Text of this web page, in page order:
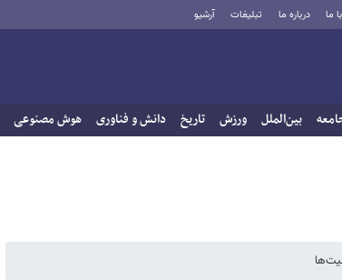
ما درباره ما تبلیغات آرشیو
بین‌الملل ورزش تاریخ دانش و فناوری هوش مصنوعی